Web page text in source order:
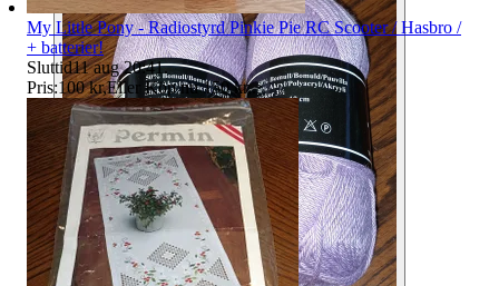
My Little Pony - Radiostyrd Pinkie Pie RC Scooter / Hasbro /
+ batterier!
Sluttid11 aug 20:41.
Pris:100 kr,Eller Köp nu 150 kr,.